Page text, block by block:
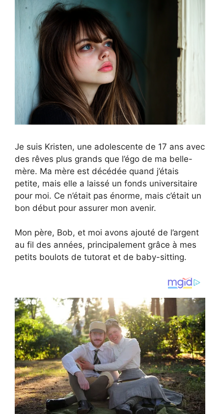
Je suis Kristen, une adolescente de 17 ans avec
des rêves plus grands que l’égo de ma belle-
mère. Ma mère est décédée quand j’étais
petite, mais elle a laissé un fonds universitaire
pour moi. Ce n’était pas énorme, mais c’était un
bon début pour assurer mon avenir.
Mon père, Bob, et moi avons ajouté de l’argent
au fil des années, principalement grâce à mes
petits boulots de tutorat et de baby-sitting.